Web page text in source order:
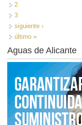
2
3
siguiente ›
último »
Aguas de Alicante